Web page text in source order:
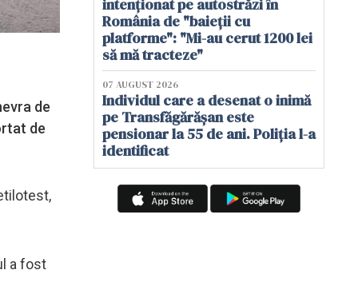
de
de
a fost
intenționat pe autostrăzi în
România de "baieții cu
platforme": "Mi-au cerut 1200 lei
să mă tracteze"
07 AUGUST 2026
Individul care a desenat o inimă
pe Transfăgărășan este
pensionar la 55 de ani. Poliția l-a
identificat